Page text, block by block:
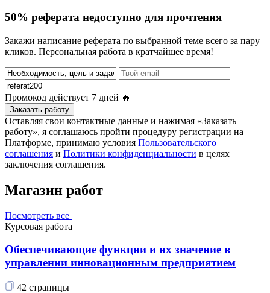
50% реферата недоступно для прочтения
Закажи написание реферата по выбранной теме всего за пару
кликов. Персональная работа в кратчайшее время!
Промокод действует 7 дней 🔥
Заказать работу
Оставляя свои контактные данные и нажимая «Заказать
работу», я соглашаюсь пройти процедуру регистрации на
Платформе, принимаю условия Пользовательского
соглашения и Политики конфиденциальности в целях
заключения соглашения.
Магазин работ
Посмотреть все
Курсовая работа
Обеспечивающие функции и их значение в
управлении инновационным предприятием
42 страницы